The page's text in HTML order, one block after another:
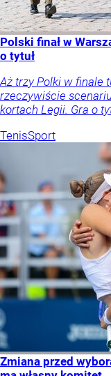
Polski finał w
o tytuł
Aż trzy Polki w finale
rzeczywiście
kortach Legii. Gra o
TenisSport
Zmiana przed